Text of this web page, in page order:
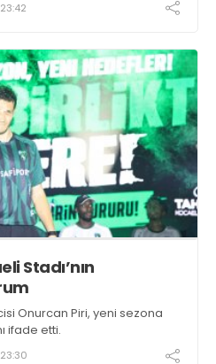
23:42
Stadı’nın
Onurcan Piri, yeni sezona
ifade etti.
23:30